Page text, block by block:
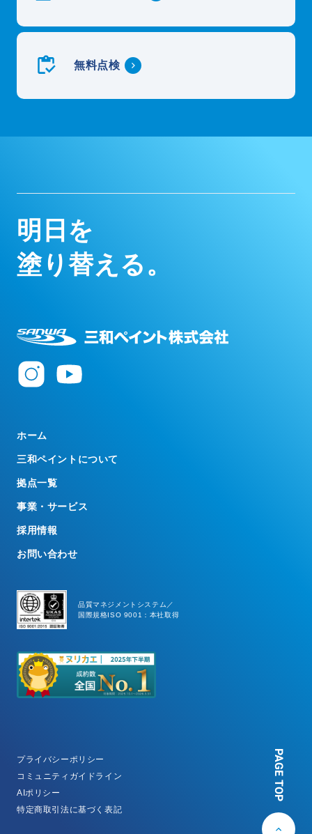
無料点検
明 日 を
塗り替え る。
ホーム
三和ペイントについて
拠点一覧
事業・サービス
採用情報
お問い合わせ
品質マネジメントシステム／
国際規格ISO 9001：本社取得
プライバシーポリシー
コミュニティガイドライン
AIポリシー
特定商取引法に基づく表記
PAGE TOP